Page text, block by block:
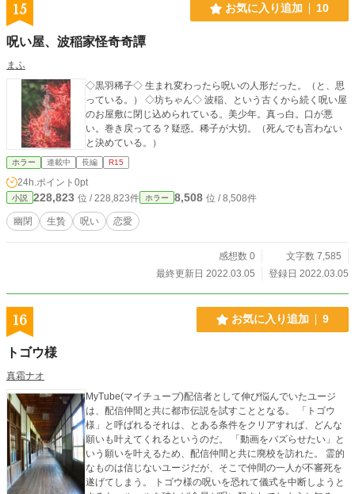
15 お気に入り追加 10
呪い屋、波稲家怪奇奇譚
まふ
◇黒羽稀子◇ 生まれ変わったら呪いの人形だった。（と、思
っている。） ◇坊ちゃん◇ 波稲、という古くから続く呪い屋
のお屋敷に閉じ込められている。美少年。真っ白。口が悪
い。巻き戻ってる？疑惑。稀子が大切。（死んでも言わない
と決めている。）
ホラー 連載中 長編 R15
24h.ポイント 0pt
小説 228,823 位 / 228,823件 ホラー 8,508 位 / 8,508件
幽閉 生贄 呪い 恋愛
感想数 0
文字数 7,585
最終更新日 2022.03.05
登録日 2022.03.05
16 お気に入り追加 9
トゴウ様
真霜ナオ
MyTube(マイチューブ)配信者として伸び悩んでいたユージ
は、配信仲間と共に都市伝説を試すこととなる。 「トゴウ
様」と呼ばれるそれは、とある条件をクリアすれば、どんな
願いも叶えてくれるというのだ。 「動画をバズらせたい」と
いう願いを叶えるため、配信仲間と共に廃校を訪れた。 霊的
なものは信じないユージだが、そこで仲間の一人が不審死を
遂げてしまう。 トゴウ様の呪いを恐れて儀式を中断しようと